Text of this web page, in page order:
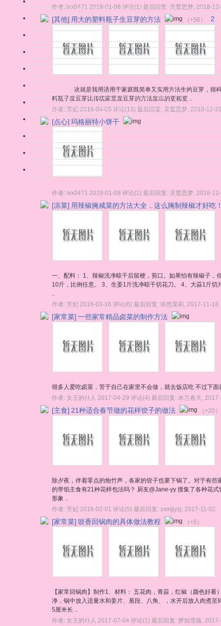
作者:lxx0471 2018-01-08 评论(1) 最后回复:灵鹫思梦,2018-
[其他] 用大的塑料瓶子生豆芽的方法 （+56） 2
这就是我用适用于家庭既简单又实用方法生的豆芽，很科
料瓶子发豆芽比传统家里发豆芽的方法发出的更粗更 ..
作者:芳妃 2016-04-05 评论(13) 最后回复:灵鹫思梦,2018-12-
[点心] 玛格丽特小饼干
作者: lxx0471 2018-01-08 评论(1) 最后回复: 灵鹫思梦 2018-
[凉菜] 用辣椒腌咸菜的方法大全，这么腌制辣椒才好吃
一、配料： 1、辣椒洗净晾干后留梗，剪口。如果怕有辣椒子
10斤，比例任意。 3、生姜1斤洗净晾干切花刀。 4、大蒜1斤
作者: 芳妃 2016-03-16 评论(6) 最后回复: 依然茉莉 2017-11-18
[家常菜] 一些家常精品卤菜的制作方法
很多人爱吃卤菜，苦于自己在家里不会做，就去饭店吃 不过下
作者: 女王的仆人 2017-04-29 评论(4) 最后回复: 米兰春天
[主食] 21种适合春节做的花样饺子的做法 （+20）
除夕夜，伴着零点的炮竹声，各家的饺子也要下锅了。对于有
的带馅主食有21种花样包法吗？ 厨友@Jane-yy 搜集了各种花
形象 ..
作者: 芳妃 2016-02-01 评论(5) 最后回复: zxmjjyzj 2017-11-02
[家常菜] 豉香回锅肉的具体做法教程 （+5）
【家常回锅肉】制作1、材料： 五花肉，青蒜，红椒（颜色好
净，锅中放入适量水和姜片、葱段、八角、，水开后放入肉煮
5厘米长 ..
作者: 女王的仆人 2017-07-04 评论(1) 最后回复: 梦知雪殇